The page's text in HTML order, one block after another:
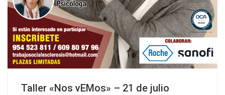
Taller «Nos vEMos» – 21 de julio